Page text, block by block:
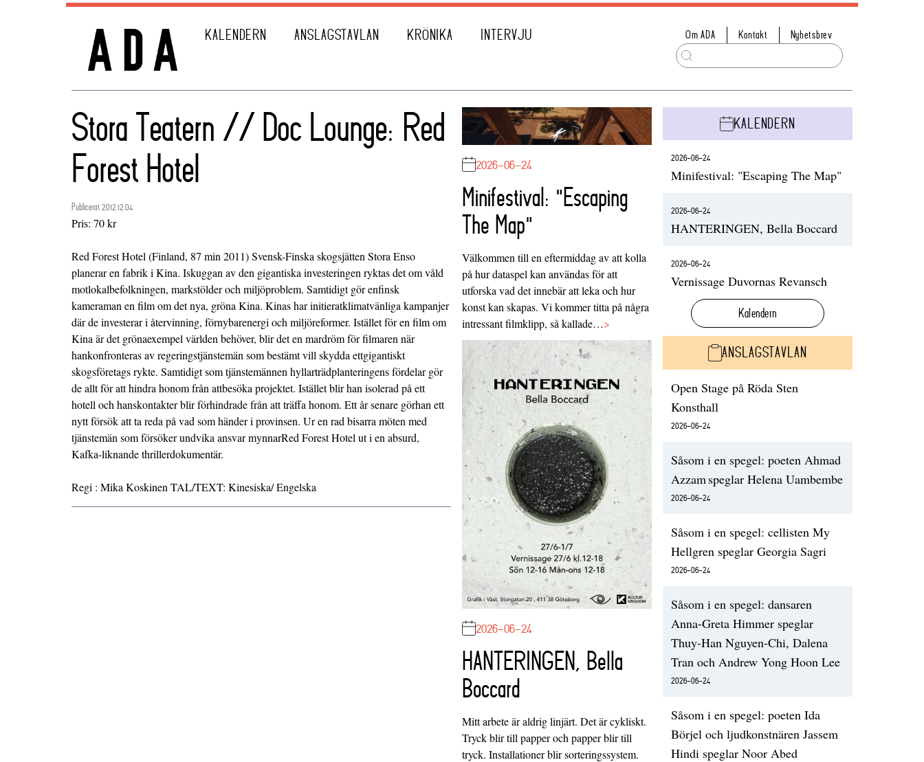
KALENDERN ANSLAGSTAVLAN KRÖNIKA INTERVJU Om ADA Kontakt Nyhetsbrev
Stora Teatern // Doc Lounge: Red
Forest Hotel
Publicerat 2012.12.04
Pris: 70 kr
Red Forest Hotel (Finland, 87 min 2011) Svensk-Finska skogsjätten Stora Enso
planerar en fabrik i Kina. Iskuggan av den gigantiska investeringen ryktas det om våld
motlokalbefolkningen, markstölder och miljöproblem. Samtidigt gör enfinsk
kameraman en film om det nya, gröna Kina. Kinas har initieratklimatvänliga kampanjer
där de investerar i återvinning, förnybarenergi och miljöreformer. Istället för en film om
Kina är det grönaexempel världen behöver, blir det en mardröm för filmaren när
hankonfronteras av regeringstjänstemän som bestämt vill skydda ettgigantiskt
skogsföretags rykte. Samtidigt som tjänstemännen hyllarträdplanteringens fördelar gör
de allt för att hindra honom från attbesöka projektet. Istället blir han isolerad på ett
hotell och hanskontakter blir förhindrade från att träffa honom. Ett år senare görhan ett
nytt försök att ta reda på vad som händer i provinsen. Ur en rad bisarra möten med
tjänstemän som försöker undvika ansvar mynnarRed Forest Hotel ut i en absurd,
Kafka-liknande thrillerdokumentär.
Regi : Mika Koskinen TAL/TEXT: Kinesiska/ Engelska
2026-06-24
Minifestival: "Escaping
The Map"
Välkommen till en eftermiddag av att kolla
på hur dataspel kan användas för att
utforska vad det innebär att leka och hur
konst kan skapas. Vi kommer titta på några
intressant filmklipp, så kallade…>
2026-06-24
HANTERINGEN, Bella
Boccard
Mitt arbete är aldrig linjärt. Det är cykliskt.
Tryck blir till papper och papper blir till
tryck. Installationer blir sorteringssystem.
KALENDERN
2026-06-24
Minifestival: "Escaping The Map"
2026-06-24
HANTERINGEN, Bella Boccard
2026-06-24
Vernissage Duvornas Revansch
Kalendern
ANSLAGSTAVLAN
Open Stage på Röda Sten
Konsthall
2026-06-24
Såsom i en spegel: poeten Ahmad
Azzam speglar Helena Uambembe
2026-06-24
Såsom i en spegel: cellisten My
Hellgren speglar Georgia Sagri
2026-06-24
Såsom i en spegel: dansaren
Anna-Greta Himmer speglar
Thuy-Han Nguyen-Chi, Dalena
Tran och Andrew Yong Hoon Lee
2026-06-24
Såsom i en spegel: poeten Ida
Börjel och ljudkonstnären Jassem
Hindi speglar Noor Abed